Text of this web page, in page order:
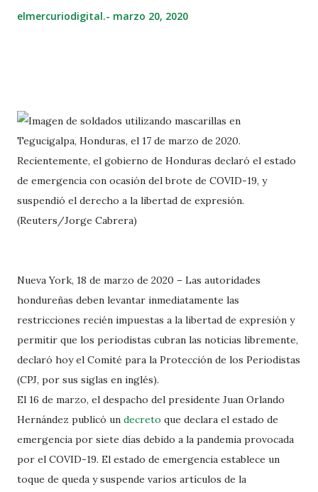
elmercuriodigital.- marzo 20, 2020
Nueva York, 18 de marzo de 2020 – Las autoridades
hondureñas deben levantar inmediatamente las
restricciones recién impuestas a la libertad de expresión y
permitir que los periodistas cubran las noticias libremente,
declaró hoy el Comité para la Protección de los Periodistas
(CPJ, por sus siglas en inglés).
El 16 de marzo, el despacho del presidente Juan Orlando
Hernández publicó un decreto que declara el estado de
emergencia por siete días debido a la pandemia provocada
por el COVID-19. El estado de emergencia establece un
toque de queda y suspende varios artículos de la